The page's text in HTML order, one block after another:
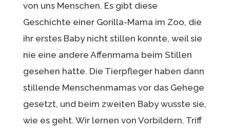
von uns Menschen. Es gibt diese
Geschichte einer Gorilla-Mama im Zoo, die
ihr erstes Baby nicht stillen konnte, weil sie
nie eine andere Affenmama beim Stillen
gesehen hatte. Die Tierpfleger haben dann
stillende Menschenmamas vor das Gehege
gesetzt, und beim zweiten Baby wusste sie,
wie es geht. Wir lernen von Vorbildern. Triff